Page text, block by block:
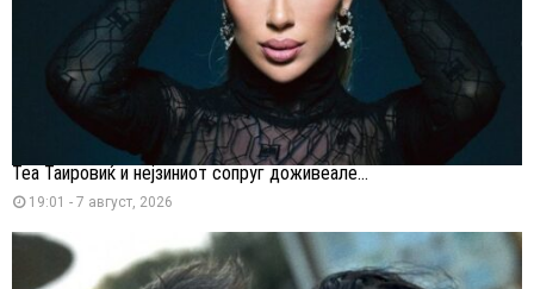
Теа Таировиќ и нејзиниот сопруг доживеале...
19:01 - 7 август, 2026